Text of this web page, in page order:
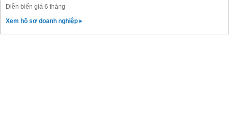
Diễn biến giá 6 tháng
Xem hồ sơ doanh nghiệp